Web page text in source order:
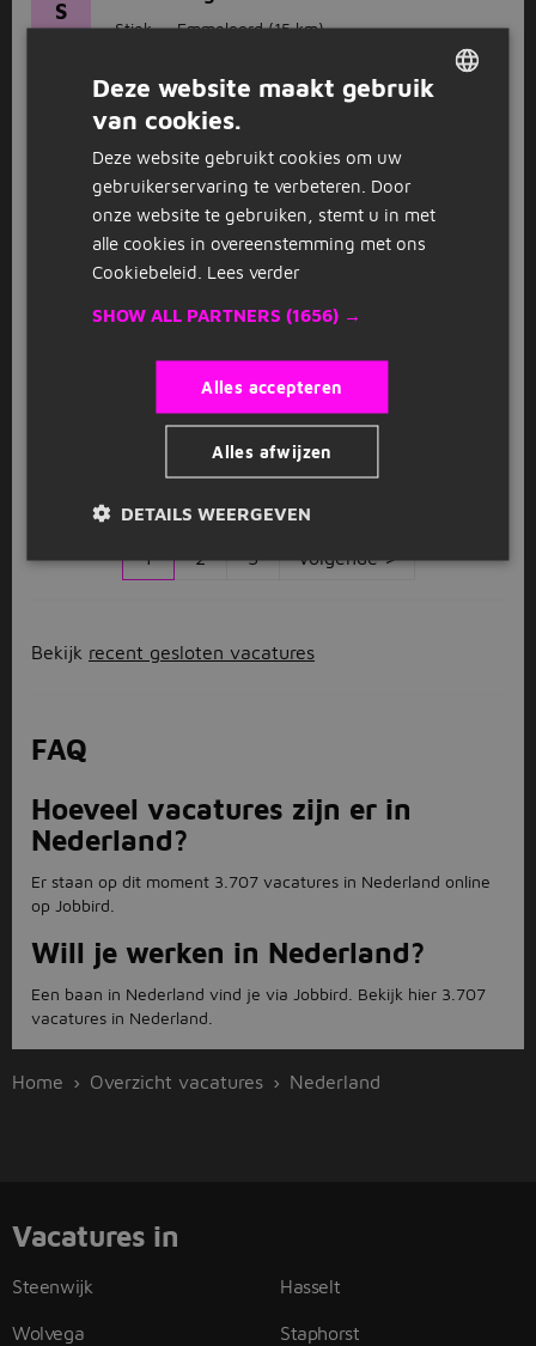
S
Stiek Emmeloord (15 km)
Juridisch Adviseur
S&Z Consultancy Staphorst (21 km)
3.200 tot 4.200 HBO
GESPONSORD
€5.475,-)
Meppel (17 km)
4.261 tot 5.717 nieuw
1 2 3 Volgende >
Bekijk recent gesloten vacatures
FAQ
Hoeveel vacatures zijn er in
Nederland?
Er staan op dit moment 3.707 vacatures in Nederland online
op Jobbird.
Will je werken in Nederland?
Een baan in Nederland vind je via Jobbird. Bekijk hier 3.707
vacatures in Nederland.
Home Overzicht vacatures Nederland
Vacatures in
Steenwijk
Wolvega
Hasselt
Staphorst
Deze website maakt gebruik
van cookies.
Deze website gebruikt cookies om uw
gebruikerservaring te verbeteren. Door
onze website te gebruiken, stemt u in met
alle cookies in overeenstemming met ons
Cookiebeleid. Lees verder
SHOW ALL PARTNERS (1656) →
Alles accepteren
Alles afwijzen
DETAILS WEERGEVEN